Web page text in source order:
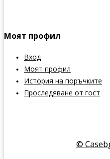
Моят профил
Вход
Моят профил
История на поръчките
Проследяване от гост
©